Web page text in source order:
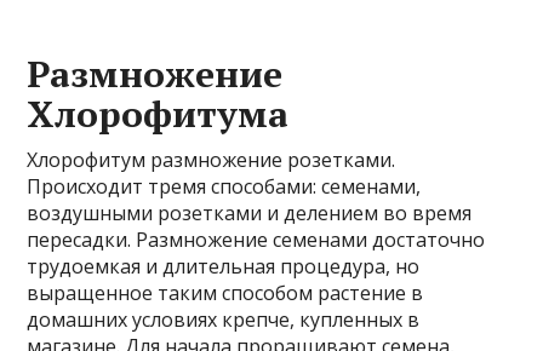
Размножение
Хлорофитума
Хлорофитум размножение розетками.
Происходит тремя способами: семенами,
воздушными розетками и делением во время
пересадки. Размножение семенами достаточно
трудоемкая и длительная процедура, но
выращенное таким способом растение в
домашних условиях крепче, купленных в